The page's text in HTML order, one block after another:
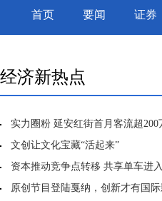
经济新热点
实力圈粉 延安红街首月客流超200
文创让文化宝藏“活起来”
资本推动竞争点转移 共享单车进
原创节目登陆戛纳，创新才有国际